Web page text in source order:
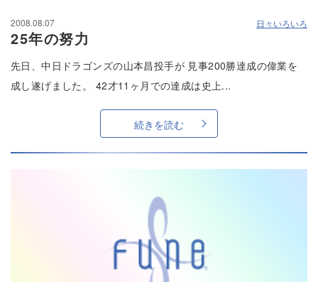
2008.08.07 日々いろいろ
25年の努力
先日、中日ドラゴンズの山本昌投手が 見事200勝達成の偉業を
成し遂げました。 42才11ヶ月での達成は史上...
続きを読む